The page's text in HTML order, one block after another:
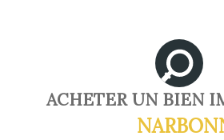
ACHETER UN BIEN